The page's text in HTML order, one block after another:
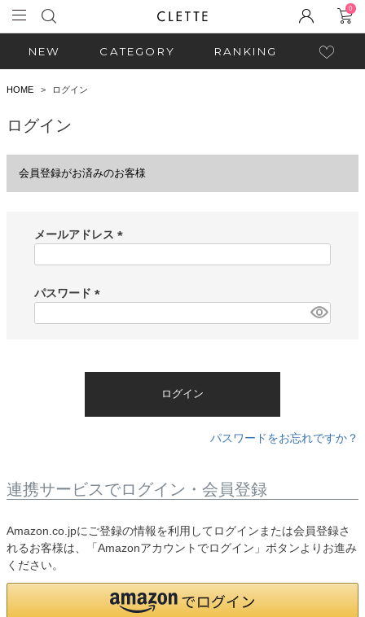
0
NEW CATEGORY RANKING
HOME ログイン
ログイン
会員登録がお済みのお客様
メールアドレス
)
パスワード
ログイン
パスワードをお忘れですか？
連携サービスでログイン・会員登録
Amazon.co.jpにご登録の情報を利用してログインまたは会員登録さ
れるお客様は、「Amazonアカウントでログイン」ボタンよりお進み
ください。